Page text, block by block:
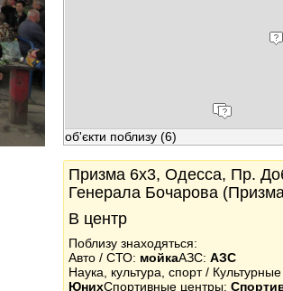
об'єкти поблизу (6)
Призма 6x3, Одесса, Пр.
Генерала Бочарова
В центр
Поблизу знаходяться:
Авто / СТО: мойкаАЗС: АЗС
Наука, культура, спорт /
ЮнихСпортивные центры: